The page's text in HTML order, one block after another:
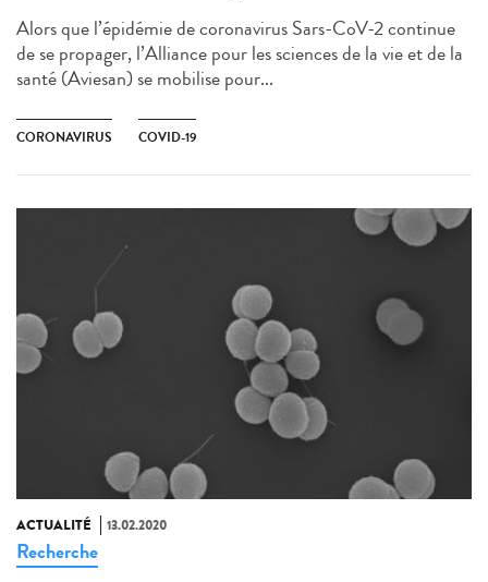
Alors que l’épidémie de coronavirus Sars-CoV-2 continue
de se propager, l’Alliance pour les sciences de la vie et de la
santé (Aviesan) se mobilise pour...
CORONAVIRUS COVID-19
ACTUALITÉ 13.02.2020
Recherche